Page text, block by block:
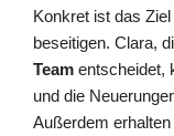
Konkret ist das
beseitigen. Clara,
Team entscheidet,
und die
Außerdem